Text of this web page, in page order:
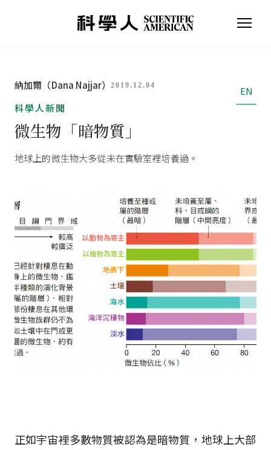
納加爾（Dana Najjar）2019.12.04
EN
科學人新聞
微生物「暗物質」
地球上的微生物大多從未在實驗室裡培養過。
正如宇宙裡多數物質被認為是暗物質，地球上大部